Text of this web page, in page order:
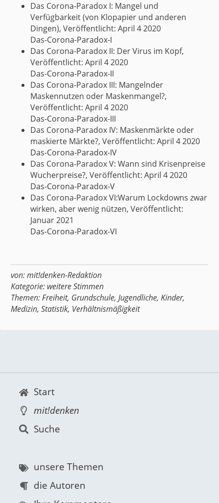
Das Corona-Paradox I: Mangel und
Verfügbarkeit (von Klopapier und anderen
Dingen), Veröffentlicht: April 4 2020
Das-Corona-Paradox-I
Das Corona-Paradox II: Der Virus im Kopf,
Veröffentlicht: April 4 2020
Das-Corona-Paradox-II
Das Corona-Paradox III: Mangelnder
Maskennutzen oder Maskenmangel?,
Veröffentlicht: April 4 2020
Das-Corona-Paradox-III
Das Corona-Paradox IV: Maskenmärkte oder
maskierte Märkte?, Veröffentlicht: April 4 2020
Das-Corona-Paradox-IV
Das Corona-Paradox V: Wann sind Krisenpreise
Wucherpreise?, Veröffentlicht: April 4 2020
Das-Corona-Paradox-V
Das Corona-Paradox VI:Warum Lockdowns zwar
wirken, aber wenig nützen, Veröffentlicht:
Januar 2021
Das-Corona-Paradox-VI
von:mit!denken-Redaktion
Kategorie: weitere Stimmen
Themen:Freiheit, Grundschule,Jugendliche,Kinder,
Medizin,Statistik, Verhältnismäßigkeit
Start
mit!denken
Suche
unsere Themen
die Autoren